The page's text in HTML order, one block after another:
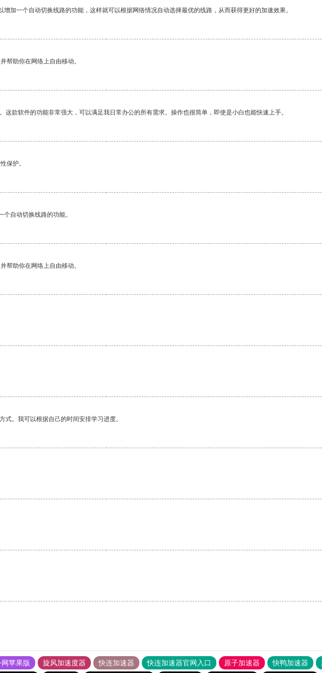
加一个自动切换线路的功能，这样就可以根据网络情况自动选择最优的线路，从而获得更好的加速效果。
帮助你在网络上自由移动。
款软件的功能非常强大，可以满足我日常办公的所有需求。操作也很简单，即使是小白也能快速上手。
保护。
自动切换线路的功能。
帮助你在网络上自由移动。
。我可以根据自己的时间安排学习进度。
苹果版 旋风加速度器 快连加速器 快连加速器官网入口 原子加速器 快鸭加速器